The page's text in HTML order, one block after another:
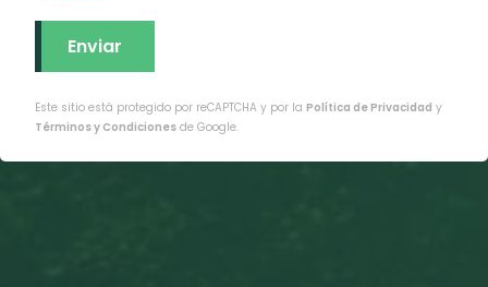
Este sitio está protegido por reCAPTCHA y por la Política de Privacidad y
Términos y Condiciones de Google.